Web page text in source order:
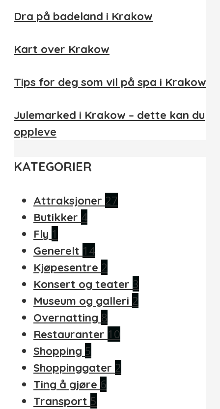
Dra på badeland i Krakow
Kart over Krakow
Tips for deg som vil på spa i Krakow
Julemarked i Krakow – dette kan du
oppleve
KATEGORIER
Attraksjoner 27
Butikker 4
Fly 1
Generelt 14
Kjøpesentre 2
Konsert og teater 3
Museum og galleri 2
Overnatting 8
Restauranter 10
Shopping 5
Shoppinggater 2
Ting å gjøre 6
Transport 5